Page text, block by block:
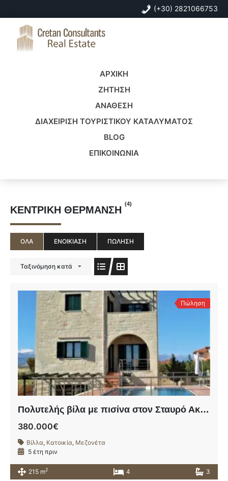
to
primary
navigation
to
content
(+30) 2821066753
ΑΡΧΙΚΗ
ΖΗΤΗΣΗ
ΑΝΑΘΕΣΗ
ΔΙΑΧΕΙΡΙΣΗ ΤΟΥΡΙΣΤΙΚΟΥ ΚΑΤΑΛΥΜΑΤΟΣ
BLOG
ΕΠΙΚΟΙΝΩΝΙΑ
ΚΕΝΤΡΙΚΉ ΘΈΡΜΑΝΣΗ
(4)
ΌΛΑ ΕΝΟΙΚΊΑΣΗ ΠΏΛΗΣΗ
Ταξινόμηση κατά
Πώληση
Πολυτελής βίλα με πισίνα στον Σταυρό Ακρωτηρίου
380.000€
Βίλλα, Κατοικία, Μεζονέτα
5 έτη πριν
215 m2 4 3